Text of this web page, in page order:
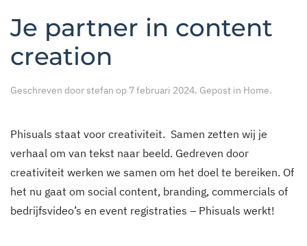
Je partner in content
creation
Geschreven door stefan op 7 februari 2024. Gepost in Home.
Phisuals staat voor creativiteit. Samen zetten wij je
verhaal om van tekst naar beeld. Gedreven door
creativiteit werken we samen om het doel te bereiken. Of
het nu gaat om social content, branding, commercials of
bedrijfsvideo’s en event registraties – Phisuals werkt!